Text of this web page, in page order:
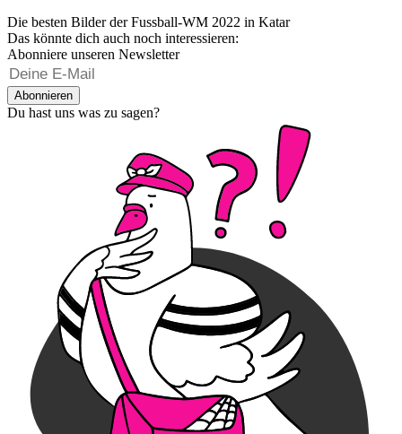
Die besten Bilder der Fussball-WM 2022 in Katar
Das könnte dich auch noch interessieren:
Abonniere unseren Newsletter
Abonnieren
Du hast uns was zu sagen?